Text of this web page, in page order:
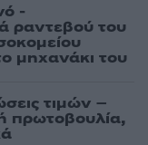
-
ραντεβού του
μηχανάκι του
τιμών –
πρωτοβουλία,